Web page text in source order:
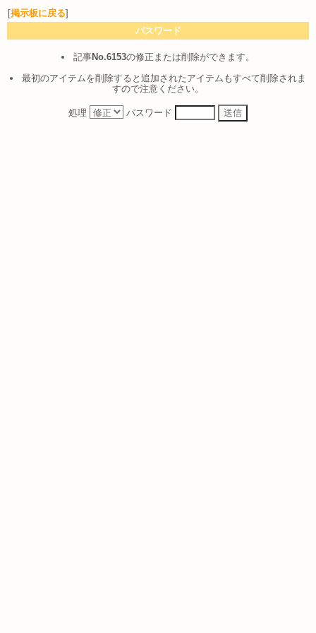
[掲示板に戻る]
パスワード
記事No.6153の修正または削除ができます。
最初のアイテムを削除すると追加されたアイテムもすべて削除されま
すので注意ください。
処理 パスワード